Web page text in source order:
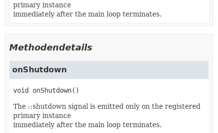
primary instance
immediately after the main loop terminates.
Methodendetails
onShutdown
void onShutdown()
The ::shutdown signal is emitted only on the registered
primary instance
immediately after the main loop terminates.